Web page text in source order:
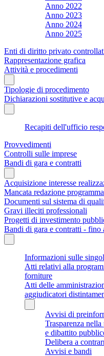
Anno 2022
Anno 2023
Anno 2024
Anno 2025
Enti di diritto privato
Rappresentazione grafica
Attività e procedimenti
Tipologie di procedimento
Dichiarazioni sostitutive e
Recapiti dell'ufficio
Provvedimenti
Controlli sulle imprese
Bandi di gara e contratti
Acquisizione interesse
Mancata redazione
Documenti sul sistema di
Gravi illeciti professionali
Progetti di investimento
Bandi di gara e contratti - fino
Informazioni sulle
Atti relativi alla
forniture
Atti delle
aggiudicatori
Avvisi di
Trasparenza
e dibattito
Delibera a
Avvisi e bandi